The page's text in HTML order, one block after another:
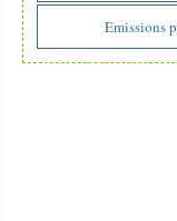
Emissions